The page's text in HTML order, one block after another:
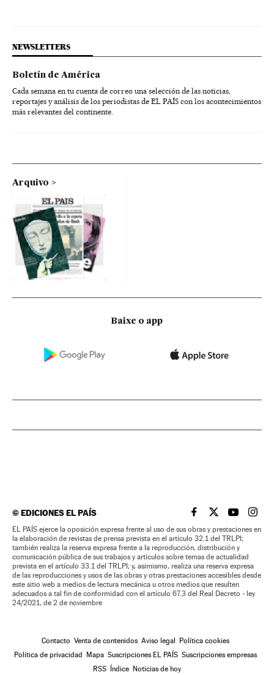
NEWSLETTERS
Boletín de América
Cada semana en tu cuenta de correo una selección de las noticias,
reportajes y análisis de los periodistas de EL PAÍS con los acontecimientos
más relevantes del continente.
Arquivo
Baixe o app
©EDICIONES EL PAÍS EL PAÍS BRASIL EN
EL PAÍSEL PAÍS
EL
EL PAÍS ejerce la oposición expresa frente al uso de sus obras y prestaciones en
la elaboración de revistas de prensa prevista en el artículo 32.1 del TRLPI;
también realiza la reserva expresa frente a la reproducción, distribución y
comunicación pública de sus trabajos y artículos sobre temas de actualidad
prevista en el artículo 33.1 del TRLPI; y, asimismo, realiza una reserva expresa
de las reproducciones y usos de las obras y otras prestaciones accesibles desde
este sitio web a medios de lectura mecánica u otros medios que resulten
adecuados a tal fin de conformidad con el artículo 67.3 del Real Decreto - ley
24/2021, de 2 de noviembre
Contacto Venta de contenidos Aviso legal
Política cookies
Política de privacidad
Mapa Suscripciones EL PAÍS Suscripciones empresas
RSS
Índice Noticias de hoy